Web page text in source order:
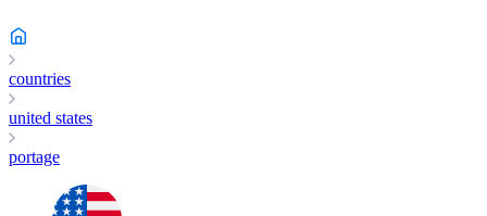
countries
united states
portage